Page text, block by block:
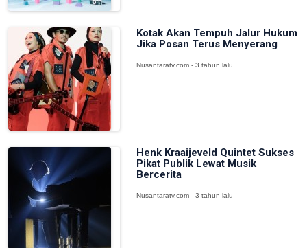
Kotak Akan Tempuh Jalur Hukum
Jika Posan Terus Menyerang
Nusantaratv.com - 3 tahun lalu
Henk Kraaijeveld Quintet Sukses
Pikat Publik Lewat Musik
Bercerita
Nusantaratv.com - 3 tahun lalu